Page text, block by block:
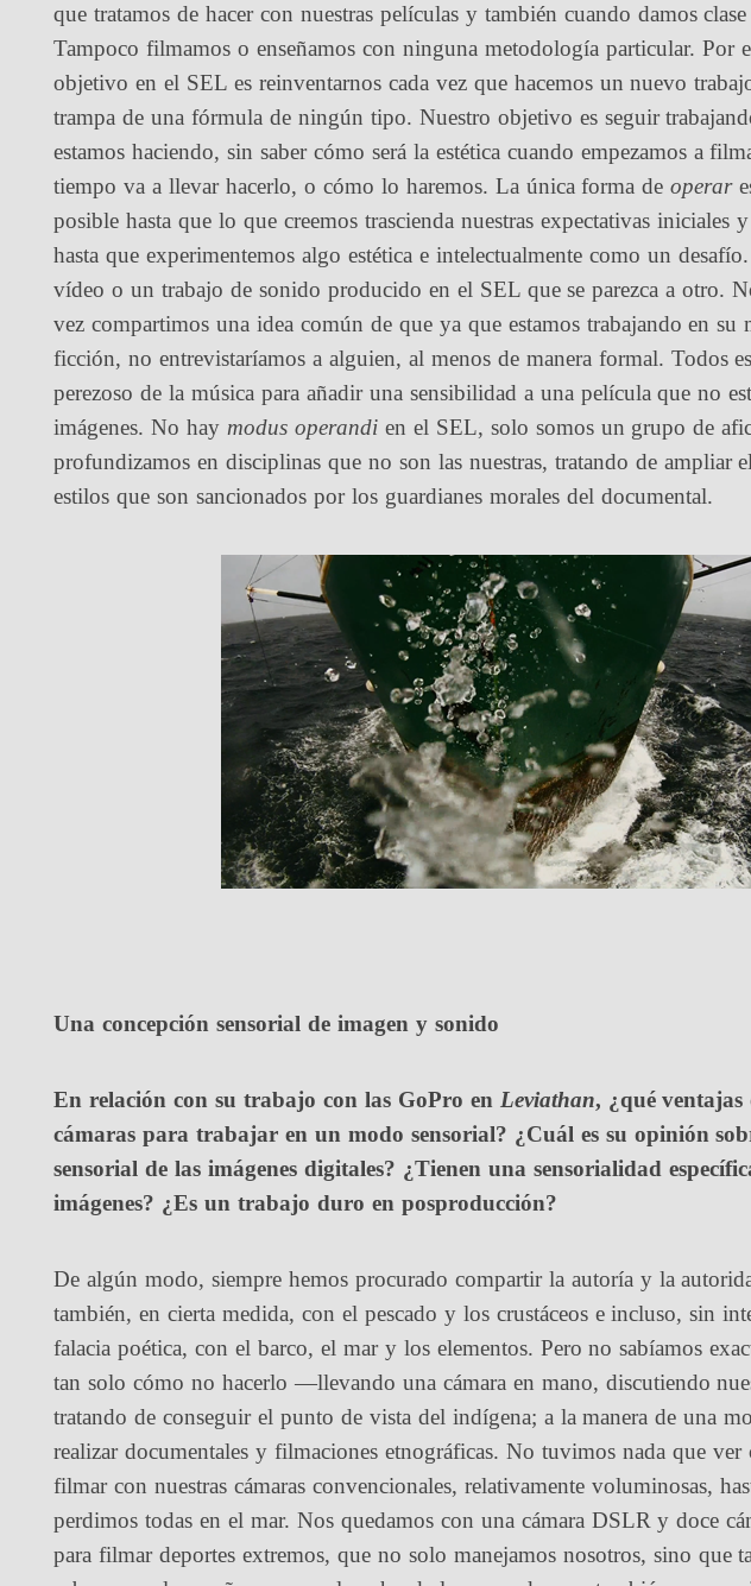
que tratamos de hacer con nuestras películas y también cuando damos
Tampoco filmamos o enseñamos con ninguna metodología particular. Por
objetivo en el SEL es reinventarnos cada vez que hacemos un nuevo
trampa de una fórmula de ningún tipo. Nuestro objetivo es seguir
estamos haciendo, sin saber cómo será la estética cuando empezamos a
tiempo va a llevar hacerlo, o cómo lo haremos. La única forma deoperar
posible hasta que lo que creemos trascienda nuestras expectativas iniciales
hasta que experimentemos algo estética e intelectualmente como un
vídeo o un trabajo de sonido producido en el SEL que se parezca a otro.
vez compartimos una idea común de que ya que estamos trabajando en su
ficción, no entrevistaríamos a alguien, al menos de manera formal. Todos
perezoso de la música para añadir una sensibilidad a una película que no
imágenes. No hay modus operandien el SEL, solo somos un grupo de
profundizamos en disciplinas que no son las nuestras, tratando de ampliar
estilos que son sancionados por los guardianes morales del documental.
Una concepción sensorial de imagen y sonido
En relación con su trabajo con las GoPro en Leviathan, ¿qué ventajas
cámaras para trabajar en un modo sensorial? ¿Cuál es su opinión
sensorial de las imágenes digitales? ¿Tienen una sensorialidad
imágenes? ¿Es un trabajo duro en posproducción?
De algún modo, siempre hemos procurado compartir la autoría y la
también, en cierta medida, con el pescado y los crustáceos e incluso, sin
falacia poética, con el barco, el mar y los elementos. Pero no sabíamos
tan solo cómo no hacerlo —llevando una cámara en mano, discutiendo
tratando de conseguir el punto de vista del indígena; a la manera de una
realizar documentales y filmaciones etnográficas. No tuvimos nada que ver
filmar con nuestras cámaras convencionales, relativamente voluminosas,
perdimos todas en el mar. Nos quedamos con una cámara DSLR y doce
para filmar deportes extremos, que no solo manejamos nosotros, sino que